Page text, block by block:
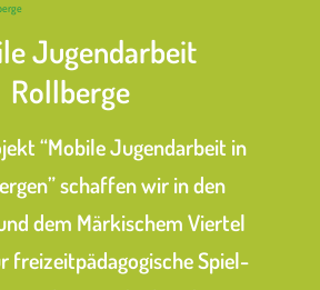
Jugendarbeit
Rollberge
“Mobile Jugendarbeit in
schaffen wir in den
dem Märkischem Viertel
freizeitpädagogische Spiel-